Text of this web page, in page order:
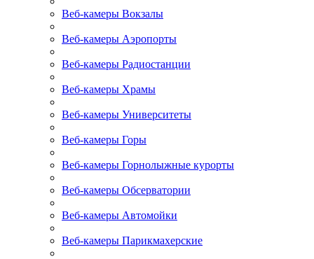
Веб-камеры Вокзалы
Веб-камеры Аэропорты
Веб-камеры Радиостанции
Веб-камеры Храмы
Веб-камеры Университеты
Веб-камеры Горы
Веб-камеры Горнолыжные курорты
Веб-камеры Обсерватории
Веб-камеры Автомойки
Веб-камеры Парикмахерские